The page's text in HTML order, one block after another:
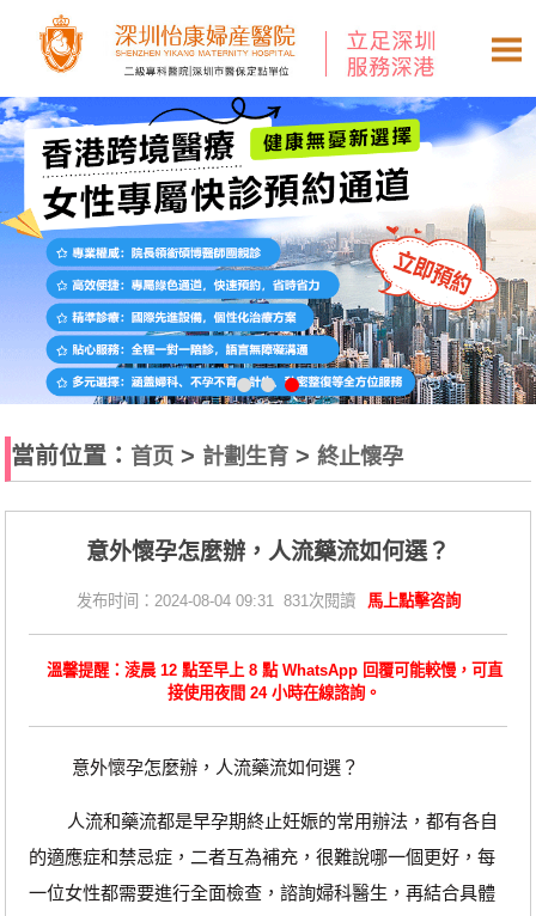
當前位置： 首页 > 計劃生育 >終止懷孕
意外懷孕怎麼辦，人流藥流如何選？
发布时间：2024-08-04 09:31 831次閱讀 馬上點擊咨詢
溫馨提醒：淩晨 12 點至早上 8 點 WhatsApp 回覆可能較慢，可直
接使用夜間 24 小時在線諮詢。
意外懷孕怎麼辦，人流藥流如何選？
人流和藥流都是早孕期終止妊娠的常用辦法，都有各自
的適應症和禁忌症，二者互為補充，很難說哪一個更好，每
一位女性都需要進行全面檢查，諮詢婦科醫生，再結合具體